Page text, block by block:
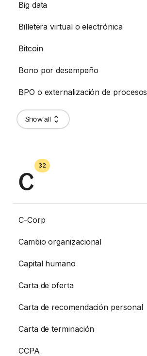
Big data
Billetera virtual o electrónica
Bitcoin
Bono por desempeño
BPO o externalización de procesos
Show all
C
32
C-Corp
Cambio organizacional
Capital humano
Carta de oferta
Carta de recomendación personal
Carta de terminación
CCPA